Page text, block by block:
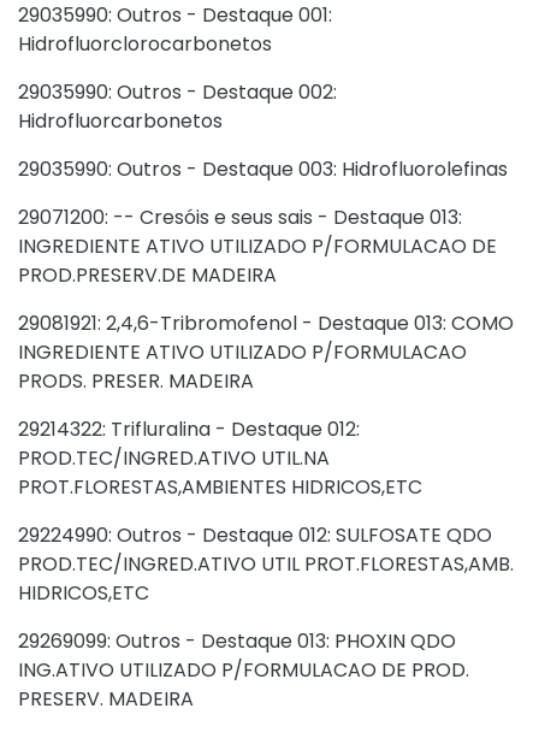
29035990: Outros - Destaque 001:
Hidrofluorclorocarbonetos
29035990: Outros - Destaque 002:
Hidrofluorcarbonetos
29035990: Outros - Destaque 003: Hidrofluorolefinas
29071200: -- Cresóis e seus sais - Destaque 013:
INGREDIENTE ATIVO UTILIZADO P/FORMULACAO DE
PROD.PRESERV.DE MADEIRA
29081921: 2,4,6-Tribromofenol - Destaque 013: COMO
INGREDIENTE ATIVO UTILIZADO P/FORMULACAO
PRODS. PRESER. MADEIRA
29214322: Trifluralina - Destaque 012:
PROD.TEC/INGRED.ATIVO UTIL.NA
PROT.FLORESTAS,AMBIENTES HIDRICOS,ETC
29224990: Outros - Destaque 012: SULFOSATE QDO
PROD.TEC/INGRED.ATIVO UTIL PROT.FLORESTAS,AMB.
HIDRICOS,ETC
29269099: Outros - Destaque 013: PHOXIN QDO
ING.ATIVO UTILIZADO P/FORMULACAO DE PROD.
PRESERV. MADEIRA